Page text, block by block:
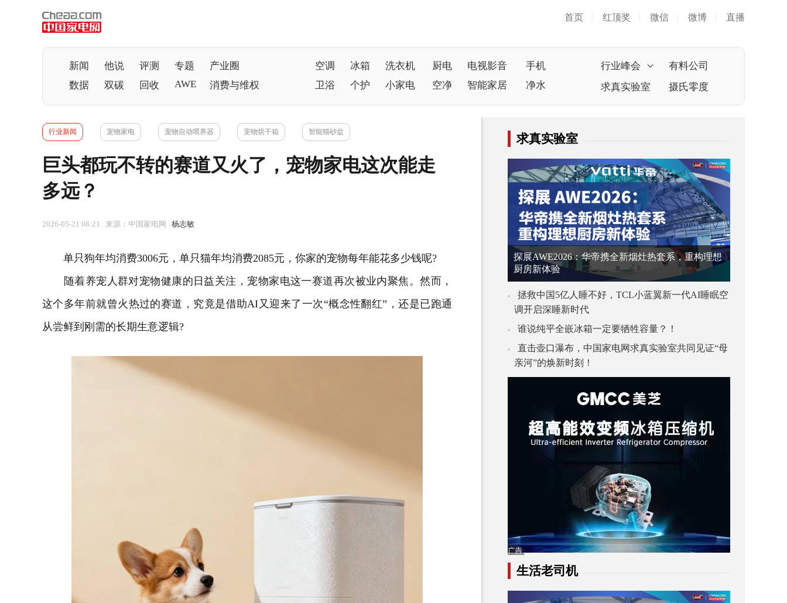
首页 红顶奖 微信 微博 直播
新闻 他说 评测 专题
产业圈
数据
双碳 回收 AWE 消费与维权
空调 冰箱 洗衣机 厨电 电视影音
手机
卫浴
个护 小家电 空净 智能家居 净水
行业峰会
有料公司
求真实验室
摄氏零度
行业新闻 宠物家电 宠物自动喂养器 宠物烘干箱 智能猫砂盆
巨头都玩不转的赛道又火了，宠物家电这次能走
多远？
2026-05-21 08:21 来源：中国家电网 杨志敏
单只狗年均消费3006元，单只猫年均消费2085元，你家的宠物每年能花多少钱呢?
随着养宠人群对宠物健康的日益关注，宠物家电这一赛道再次被业内聚焦。然而，
这个多年前就曾火热过的赛道，究竟是借助AI又迎来了一次“概念性翻红”，还是已跑通
从尝鲜到刚需的长期生意逻辑?
求真实验室
探展AWE2026：华帝携全新烟灶热套系，重构理想
厨房新体验
拯救中国5亿人睡不好，TCL小蓝翼新一代AI睡眠空
调开启深睡新时代
谁说纯平全嵌冰箱一定要牺牲容量？！
直击壶口瀑布，中国家电网求真实验室共同见证“母
亲河”的焕新时刻！
生活老司机